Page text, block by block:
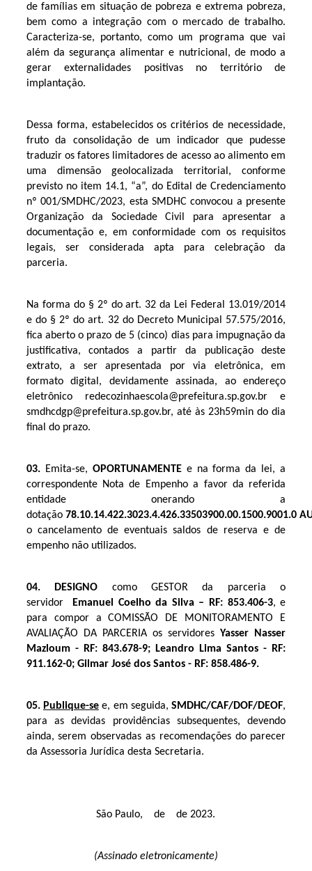
de famílias em situação de pobreza e extrema pobreza,
bem como a integração com o mercado de trabalho.
Caracteriza-se, portanto, como um programa que vai
além da segurança alimentar e nutricional, de modo a
gerar externalidades positivas no território de
implantação.
Dessa forma, estabelecidos os critérios de necessidade,
fruto da consolidação de um indicador que pudesse
traduzir os fatores limitadores de acesso ao alimento em
uma dimensão geolocalizada territorial, conforme
previsto no item 14.1, “a”, do Edital de Credenciamento
nº 001/SMDHC/2023, esta SMDHC convocou a presente
Organização da Sociedade Civil para apresentar a
documentação e, em conformidade com os requisitos
legais, ser considerada apta para celebração da
parceria.
Na forma do § 2º do art. 32 da Lei Federal 13.019/2014
e do § 2º do art. 32 do Decreto Municipal 57.575/2016,
fica aberto o prazo de 5 (cinco) dias para impugnação da
justificativa, contados a partir da publicação deste
extrato, a ser apresentada por via eletrônica, em
formato digital, devidamente assinada, ao endereço
eletrônico redecozinhaescola@prefeitura.sp.gov.br e
smdhcdgp@prefeitura.sp.gov.br, até às 23h59min do dia
final do prazo.
03. Emita-se, OPORTUNAMENTEe na forma da lei, a
correspondente Nota de Empenho a favor da referida
entidade onerando a
dotação 78.10.14.422.3023.4.426.33503900.00.1500.9001.0
o cancelamento de eventuais saldos de reserva e de
empenho não utilizados.
04. DESIGNO como GESTOR da parceria o
servidor Emanuel Coelho da Silva – RF: 853.406-3, e
para compor a COMISSÃO DE MONITORAMENTO E
AVALIAÇÃO DA PARCERIA os servidoresYasser Nasser
Mazloum - RF: 843.678-9; Leandro Lima Santos - RF:
911.162-0; Gilmar José dos Santos - RF: 858.486-9.
05. Publique-see, em seguida,SMDHC/CAF/DOF/DEOF,
para as devidas providências subsequentes, devendo
ainda, serem observadas as recomendações do parecer
da Assessoria Jurídica desta Secretaria.
São Paulo, de de 2023.
(Assinado eletronicamente)